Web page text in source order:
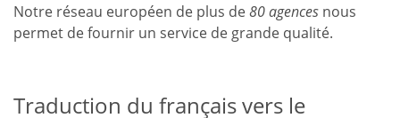
Notre réseau européen de plus de80 agences nous
permet de fournir un service de grande qualité.
Traduction du français vers le